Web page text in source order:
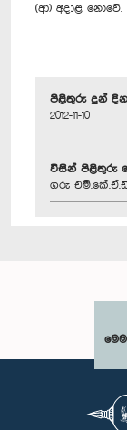
(ආ) අදාළ නොවේ.
පිළිතුරු දුන්
2012-11-10
විසින් පිළිතුරු
ගරු